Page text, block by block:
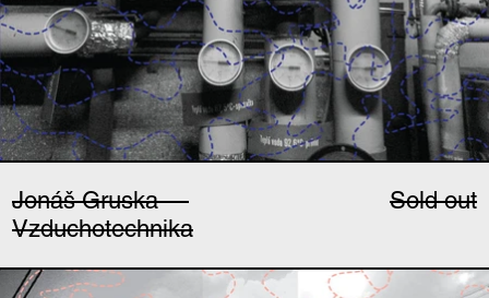
Jonáš Gruska —
Vzduchotechnika
Sold out
Daniel Kordík /